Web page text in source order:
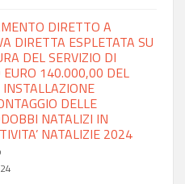
DIRETTO A
DIRETTA ESPLETATA SU
DEL SERVIZIO DI
EURO 140.000,00 DEL
DELLE
NATALIZI IN
NATALIZIE 2024